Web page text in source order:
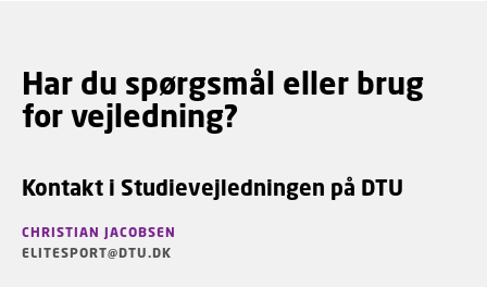
Har du spørgsmål eller brug
for vejledning?
Kontakt i Studievejledningen på DTU
CHRISTIAN JACOBSEN
ELITESPORT@DTU.DK